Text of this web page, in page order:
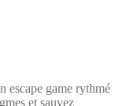
escape game rythmé
et sauvez